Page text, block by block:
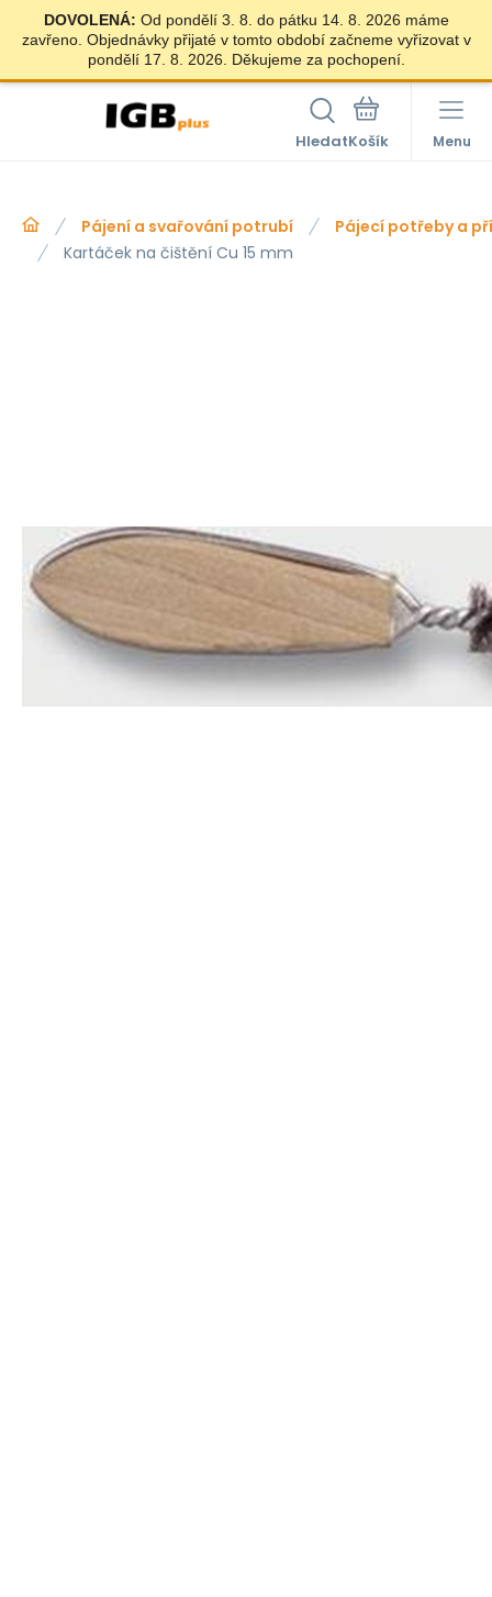
DOVOLENÁ: Od pondělí 3. 8. do pátku 14. 8. 2026 máme
zavřeno. Objednávky přijaté v tomto období začneme vyřizovat v
pondělí 17. 8. 2026. Děkujeme za pochopení.
Hledat Menu
Pájení a svařování potrubí
Pájecí potřeby a
Kartáček na čištění Cu 15 mm